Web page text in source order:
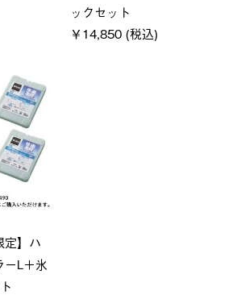
ックセット
￥14,850 (税込)
定】ハ
ーL＋氷